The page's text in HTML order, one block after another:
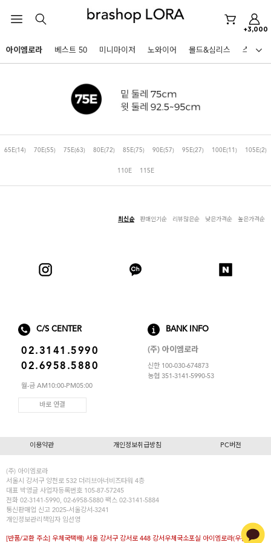
+3,000
아이엠로라
노와이어
미니마이저
아이엠로라
노와이어
노와이어
르미스떼르
아이엠로라 베스트 50 미니마이저 노와이어 몰드&심리스 스포츠
65E(14) 70E(55) 75E(63) 80E(72) 85E(75) 90E(57) 95E(27) 100E(11) 105E(2)
110E 115E
최신순 판매인기순 리뷰많은순 낮은가격순 높은가격순
C/S CENTER
02.3141.5990
02.6958.5880
월-금 AM10:00-PM05:00
바로 연결
BANK INFO
(주) 아이엠로라
신한 100-030-674873
농협 351-3141-5990-53
이용약관 개인정보취급방침 PC버전
(주) 아이엠로라
서울시 강서구 양천로 532 더리브아너비즈타워 4층
대표 박영글 사업자등록번호 105-87-57245
전화 02-3141-5990, 02-6958-5880 팩스 02-3141-5884
통신판매업 신고 2025-서울강서-3241
개인정보관리책임자 임선영
[반품/교환 주소] 우체국택배) 서울 강서구 강서로 448 강서우체국소포실 아이엠로라(우편번호